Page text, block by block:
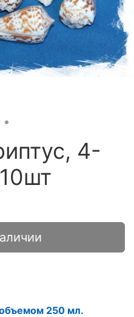
4-
объемом 250 мл.